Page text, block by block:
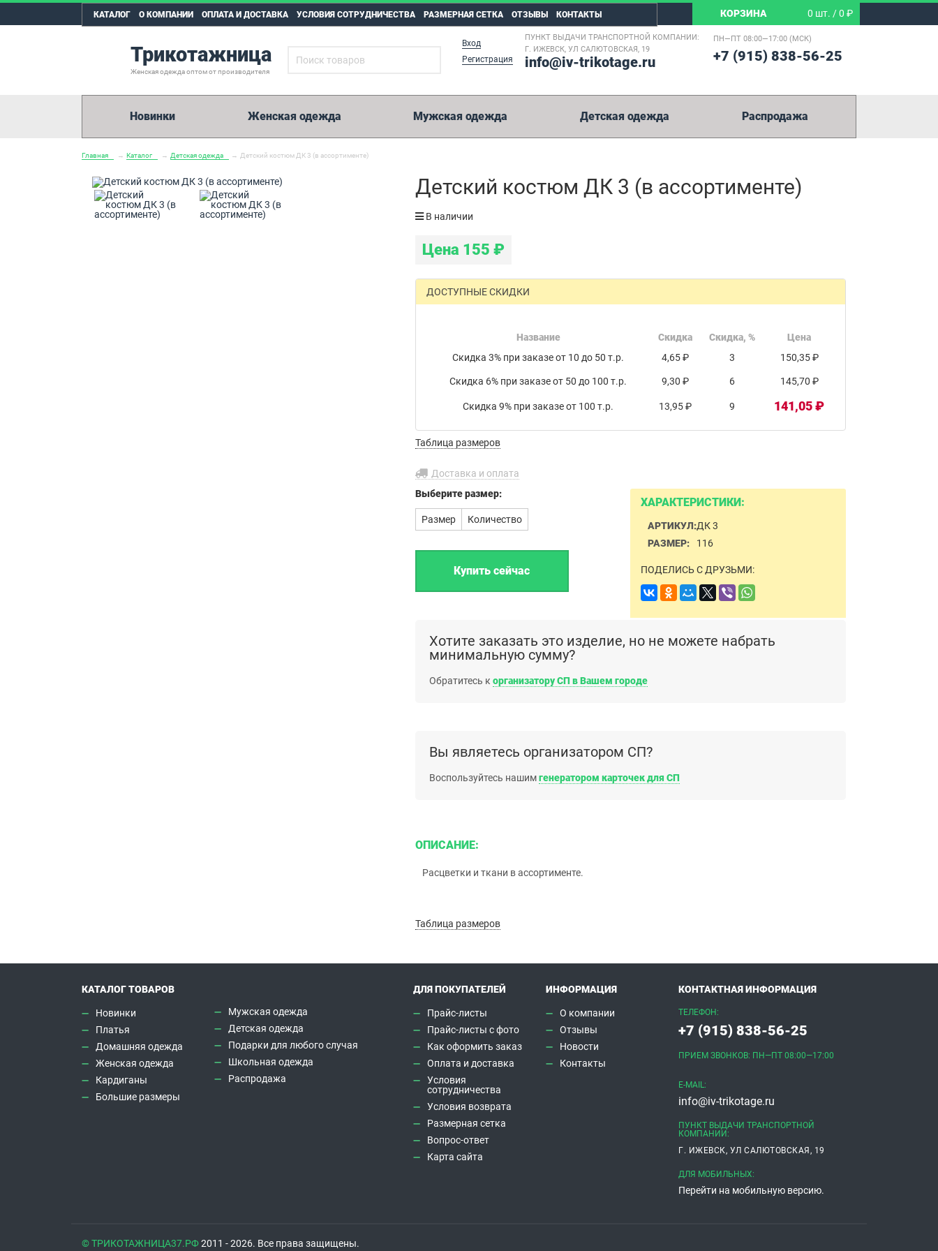
КАТАЛОГ О КОМПАНИИ ОПЛАТА И ДОСТАВКА УСЛОВИЯ СОТРУДНИЧЕСТВА РАЗМЕРНАЯ СЕТКА ОТЗЫВЫ КОНТАКТЫ КОРЗИНА 0 шт. / 0 ₽
Трикотажница
Женская одежда оптом от производителя
Вход
Регистрация
ПУНКТ ВЫДАЧИ ТРАНСПОРТНОЙ КОМПАНИИ:
Г. ИЖЕВСК, УЛ САЛЮТОВСКАЯ, 19
info@iv-trikotage.ru
ПН—ПТ 08:00—17:00 (МСК)
+7 (915) 838-56-25
Новинки Женская одежда Мужская одежда Детская одежда Распродажа
Главная → Каталог → Детская одежда → Детский костюм ДК 3 (в ассортименте)
Детский костюм ДК 3 (в ассортименте)
В наличии
Цена 155 ₽
ДОСТУПНЫЕ СКИДКИ
Название Скидка Скидка, %
Цена
Скидка 3% при заказе от 10 до 50 т.р.
4,65 ₽ 3 150,35 ₽
Скидка 6% при заказе от 50 до 100 т.р. 9,30 ₽ 6 145,70 ₽
Скидка 9% при заказе от 100 т.р. 13,95 ₽ 9 141,05 ₽
Таблица размеров
Доставка и оплата
ХАРАКТЕРИСТИКИ:
АРТИКУЛ:ДК 3
РАЗМЕР:
116
ПОДЕЛИСЬ С ДРУЗЬМИ:
Выберитеразмер:
Размер Количество
Хотите заказать это изделие, но не можете набрать
минимальную сумму?
Обратитесь к организатору СП в Вашем городе
Вы являетесь организатором СП?
Воспользуйтесь нашимгенератором карточек для СП
ОПИСАНИЕ:
Расцветки и ткани в ассортименте.
Таблица размеров
5 000 рублей
Возможные способы оплаты:
Оплата на расчетный счет.
Иные способы оплаты.
Реквизиты на оплату мы отправим вместе с
Мы работаем с транспортными компаниями:
Энергия,Транс-Вектор,СДЭК , DPD, а
или по вашему усмотрению.
Бесплатная доставка до филиала
транспортной компании в г. Иваново.
КАТАЛОГ ТОВАРОВ
Новинки
Платья
Домашняя одежда
Женская одежда
Кардиганы
Большие размеры
Мужская одежда
Детская одежда
Подарки для любого случая
Школьная одежда
Распродажа
ДЛЯ ПОКУПАТЕЛЕЙ
Прайс-листы
Прайс-листы с фото
Как оформить заказ
Оплата и доставка
Условия
сотрудничества
Условия возврата
Размерная сетка
Вопрос-ответ
Карта сайта
ИНФОРМАЦИЯ
О компании
Отзывы
Новости
Контакты
КОНТАКТНАЯ ИНФОРМАЦИЯ
ТЕЛЕФОН:
+7 (915) 838-56-25
ПРИЕМ ЗВОНКОВ: ПН—ПТ 08:00—17:00
E-MAIL:
info@iv-trikotage.ru
ПУНКТ ВЫДАЧИ ТРАНСПОРТНОЙ
КОМПАНИИ:
Г. ИЖЕВСК, УЛ САЛЮТОВСКАЯ, 19
ДЛЯ МОБИЛЬНЫХ:
Перейти на мобильную версию.
© ТРИКОТАЖНИЦА37.РФ2011 - 2026. Все права защищены.